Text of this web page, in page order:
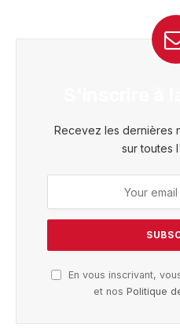
Recevez les dernières
sur toutes
En vous inscrivant,
et nos Politique